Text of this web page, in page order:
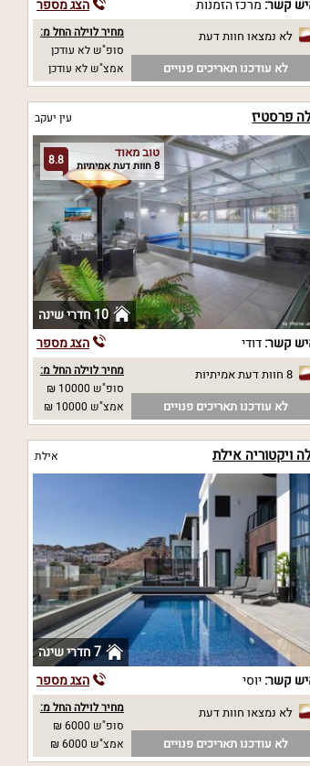
קשר: מרכז הזמנות הצג מספר
לא נמצאו חוות דעת
לא עודכנו תאריכים פנויים
מחיר לוילה החל מ:
סופ"ש לא עודכן
אמצ"ש לא עודכן
פרסטיז עין יעקב
8.8 טוב מאוד
8 חוות דעת אמיתיות
10 חדרי שינה
קשר:דודי הצג מספר
8 חוות דעת אמיתיות
לא עודכנו תאריכים פנויים
מחיר לוילה החל מ:
סופ"ש 10000 ₪
אמצ"ש 10000 ₪
ויקטוריה אילת אילת
7 חדרי שינה
קשר:יוסי הצג מספר
לא נמצאו חוות דעת
לא עודכנו תאריכים פנויים
מחיר לוילה החל מ:
סופ"ש 6000 ₪
אמצ"ש 6000 ₪